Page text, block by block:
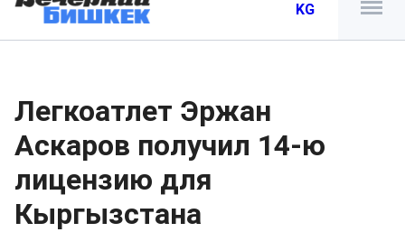
KG
Легкоатлет Эржан
Аскаров получил 14-ю
лицензию для
Кыргызстана